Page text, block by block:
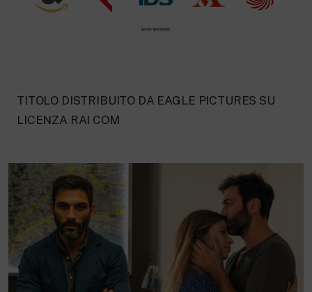
TITOLO DISTRIBUITO DA EAGLE PICTURES SU
LICENZA RAI COM